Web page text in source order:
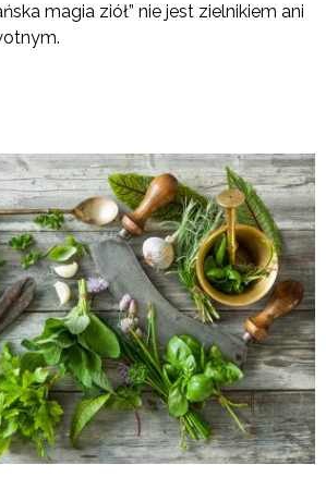
magia ziół” nie jest zielnikiem ani